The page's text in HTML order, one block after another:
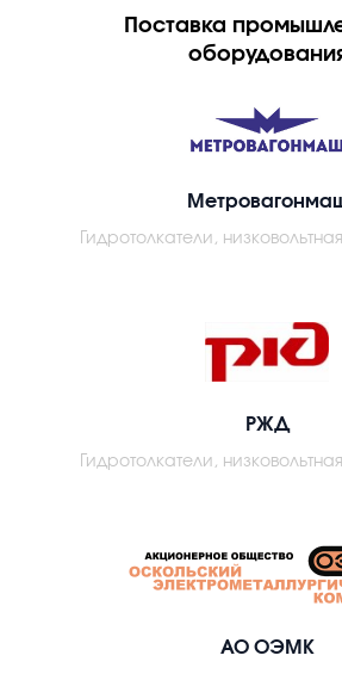
Поставка
Гидротолкатели,
РЖД
Гидротолкатели,
АО ОЭМК